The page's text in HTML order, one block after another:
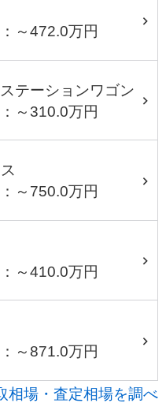
～472.0万円
テーションワゴン
～310.0万円
～750.0万円
～410.0万円
～871.0万円
相場・査定相場を調べ